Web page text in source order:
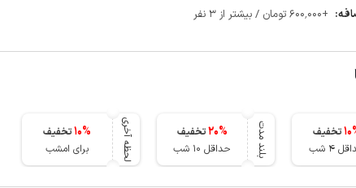
+600٬000 تومان / بیشتر از 3 نفر
10تخفیف
4 شب
بلند مدت 20%
تخفیف
حداقل 10 شب
لحظه آخری 10%
تخفیف
برای امشب